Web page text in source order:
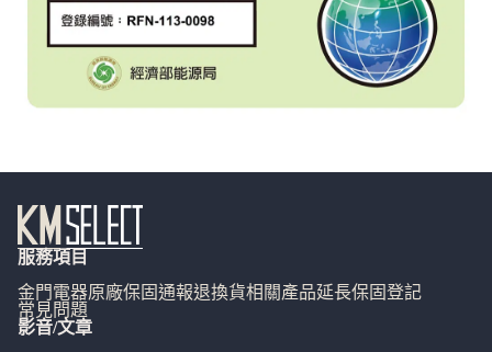
服務項目
金門電器原廠保固通報退換貨相關產品延長保固登記
常見問題
影音/文章